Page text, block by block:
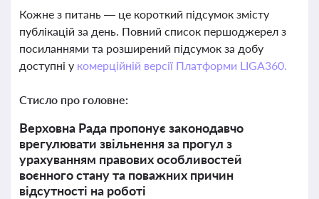
Кожне з питань — це короткий підсумок змісту
публікацій за день. Повний список першоджерел з
посиланнями та розширений підсумок за добу
доступні у комерційній версії Платформи LIGA360.
Стисло про головне:
Верховна Рада пропонує законодавчо
врегулювати звільнення за прогул з
урахуванням правових особливостей
воєнного стану та поважних причин
відсутності на роботі